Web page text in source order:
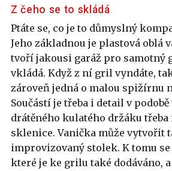
Z čeho se to skládá
Ptáte se, co je to důmyslný
Jeho základnou je plastová oblá
tvoří jakousi garáž pro samotný
vkládá. Když z ní gril vyndáte,
zároveň jedná o malou spižírnu
Součástí je třeba i detail v
drátěného kulatého držáku třeba
sklenice. Vanička může vytvořit
improvizovaný stolek. K tomu
které je ke grilu také dodáváno,